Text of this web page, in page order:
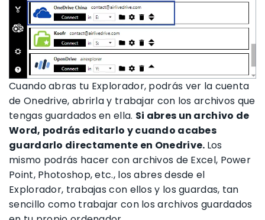
Cuando abras tu Explorador, podrás ver la cuenta
de Onedrive, abrirla y trabajar con los archivos que
tengas guardados en ella. Si abres un archivo de
Word, podrás editarlo y cuando acabes
guardarlo directamente en Onedrive. Los
mismo podrás hacer con archivos de Excel, Power
Point, Photoshop, etc., los abres desde el
Explorador, trabajas con ellos y los guardas, tan
sencillo como trabajar con los archivos guardados